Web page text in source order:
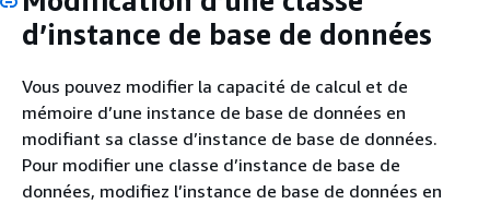
d’instance de base de données
Vous pouvez modifier la capacité de calcul et de
mémoire d’une instance de base de données en
modifiant sa classe d’instance de base de données.
Pour modifier une classe d’instance de base de
données, modifiez l’instance de base de données en